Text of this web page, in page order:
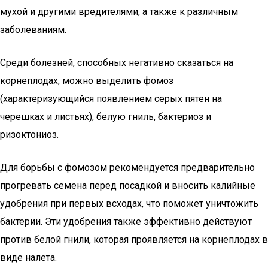
мухой и другими вредителями, а также к различным
заболеваниям.
Среди болезней, способных негативно сказаться на
корнеплодах, можно выделить фомоз
(характеризующийся появлением серых пятен на
черешках и листьях), белую гниль, бактериоз и
ризоктониоз.
Для борьбы с фомозом рекомендуется предварительно
прогревать семена перед посадкой и вносить калийные
удобрения при первых всходах, что поможет уничтожить
бактерии. Эти удобрения также эффективно действуют
против белой гнили, которая проявляется на корнеплодах в
виде налета.